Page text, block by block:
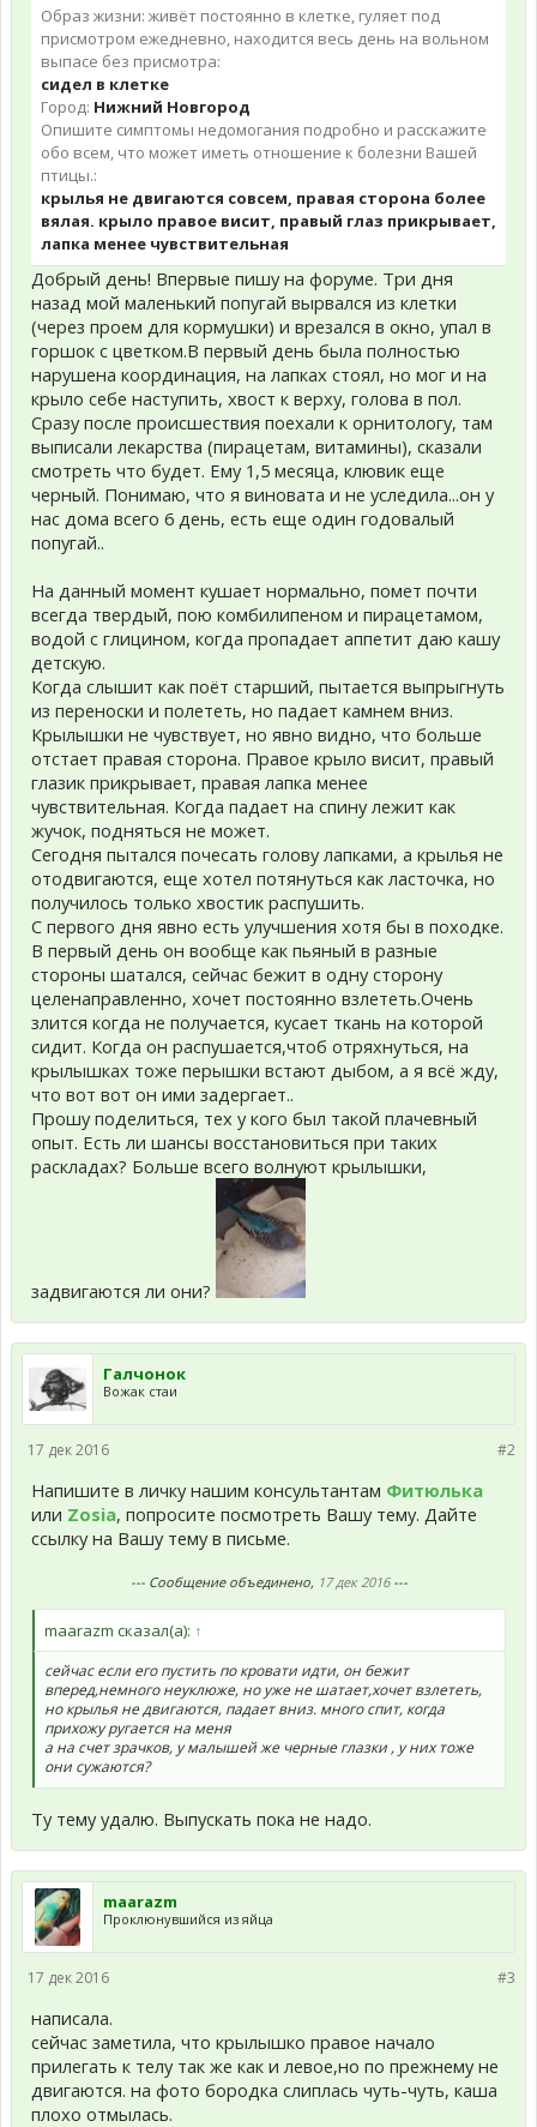
Образ жизни: живёт постоянно в клетке, гуляет под
присмотром ежедневно, находится весь день на вольном
выпасе без присмотра:
сидел в клетке
Город: Нижний Новгород
Опишите симптомы недомогания подробно и расскажите
обо всем, что может иметь отношение к болезни Вашей
птицы.:
крылья не двигаются совсем, правая сторона более
вялая. крыло правое висит, правый глаз прикрывает,
лапка менее чувствительная
Добрый день! Впервые пишу на форуме. Три дня
назад мой маленький попугай вырвался из клетки
(через проем для кормушки) и врезался в окно, упал в
горшок с цветком.В первый день была полностью
нарушена координация, на лапках стоял, но мог и на
крыло себе наступить, хвост к верху, голова в пол.
Сразу после происшествия поехали к орнитологу, там
выписали лекарства (пирацетам, витамины), сказали
смотреть что будет. Ему 1,5 месяца, клювик еще
черный. Понимаю, что я виновата и не уследила...он у
нас дома всего 6 день, есть еще один годовалый
попугай..
На данный момент кушает нормально, помет почти
всегда твердый, пою комбилипеном и пирацетамом,
водой с глицином, когда пропадает аппетит даю кашу
детскую.
Когда слышит как поёт старший, пытается выпрыгнуть
из переноски и полететь, но падает камнем вниз.
Крылышки не чувствует, но явно видно, что больше
отстает правая сторона. Правое крыло висит, правый
глазик прикрывает, правая лапка менее
чувствительная. Когда падает на спину лежит как
жучок, подняться не может.
Сегодня пытался почесать голову лапками, а крылья не
отодвигаются, еще хотел потянуться как ласточка, но
получилось только хвостик распушить.
С первого дня явно есть улучшения хотя бы в походке.
В первый день он вообще как пьяный в разные
стороны шатался, сейчас бежит в одну сторону
целенаправленно, хочет постоянно взлететь.Очень
злится когда не получается, кусает ткань на которой
сидит. Когда он распушается,чтоб отряхнуться, на
крылышках тоже перышки встают дыбом, а я всё жду,
что вот вот он ими задергает..
Прошу поделиться, тех у кого был такой плачевный
опыт. Есть ли шансы восстановиться при таких
раскладах? Больше всего волнуют крылышки,
задвигаются ли они?
Галчонок
Вожак стаи
#2
17 дек 2016
Напишите в личку нашим консультантам Фитюлька
или Zosia, попросите посмотреть Вашу тему. Дайте
ссылку на Вашу тему в письме.
--- Сообщение объединено, 17 дек 2016---
maarazm сказал(а): ↑
сейчас если его пустить по кровати идти, он бежит
вперед,немного неуклюже, но уже не шатает,хочет взлететь,
но крылья не двигаются, падает вниз. много спит, когда
прихожу ругается на меня
а на счет зрачков, у малышей же черные глазки , у них тоже
они сужаются?
Ту тему удалю. Выпускать пока не надо.
maarazm
Проклюнувшийся из яйца
#3
17 дек 2016
написала.
сейчас заметила, что крылышко правое начало
прилегать к телу так же как и левое,но по прежнему не
двигаются. на фото бородка слиплась чуть-чуть, каша
плохо отмылась.